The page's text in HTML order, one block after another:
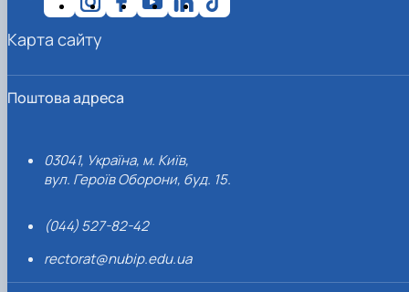
Поштова адреса
03041, Україна, м. Київ,
вул. Героїв Оборони, буд. 15.
(044) 527-82-42
rectorat@nubip.edu.ua
Карта сайту